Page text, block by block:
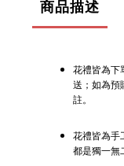
商品描述
花禮皆為下
送；如為預
註。
花禮皆為手
都是獨一無